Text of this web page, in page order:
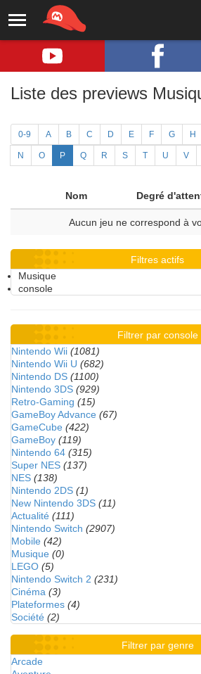
Liste des previews
0-9 A B C D E F G H
N O P Q R S T U V
Nom Degré
Aucun jeu ne correspond à
Filtres actifs
Musique
console
Filtrer par console
Nintendo Wii (1081)
Nintendo Wii U (682)
Nintendo DS (1100)
Nintendo 3DS (929)
Retro-Gaming (15)
GameBoy Advance (67)
GameCube (422)
GameBoy (119)
Nintendo 64 (315)
Super NES (137)
NES (138)
Nintendo 2DS (1)
New Nintendo 3DS (11)
Actualité (111)
Nintendo Switch (2907)
Mobile (42)
Musique (0)
LEGO (5)
Nintendo Switch 2 (231)
Cinéma (3)
Plateformes (4)
Société (2)
Filtrer par genre
Arcade